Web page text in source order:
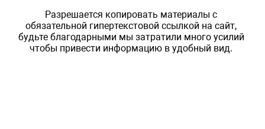
Разрешается копировать материалы с
обязательной гипертекстовой ссылкой на сайт,
будьте благодарными мы затратили много усилий
чтобы привести информацию в удобный вид.